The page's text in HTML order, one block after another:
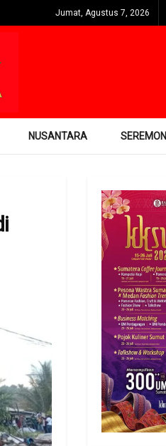
Jumat, Agustus 7, 2026
NUSANTARA SEREMONI